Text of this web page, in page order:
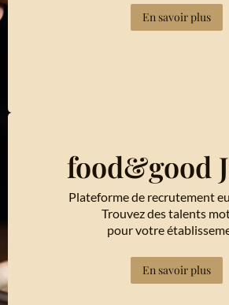
En savoir plus
food&good
Plateforme de recrutement
Trouvez des talents
pour votre
En savoir plus